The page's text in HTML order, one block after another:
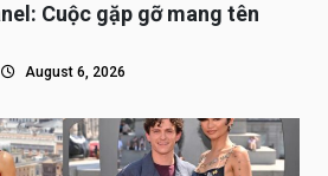
Cuộc gặp gỡ mang tên
August 6, 2026